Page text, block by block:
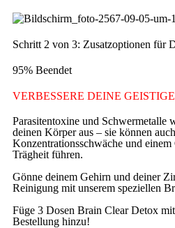
Schritt 2 von 3: Zusatzoptionen für
95% Beendet
VERBESSERE DEINE
Parasitentoxine und Schwermetalle
deinen Körper aus – sie können
Konzentrationsschwäche und
Trägheit führen.
Gönne deinem Gehirn und deiner
Reinigung mit unserem speziellen
Füge 3 Dosen Brain Clear Detox
Bestellung hinzu!